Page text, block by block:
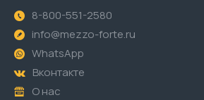
8-800-551-2580
info@mezzo-forte.ru
WhatsApp
Вконтакте
О нас